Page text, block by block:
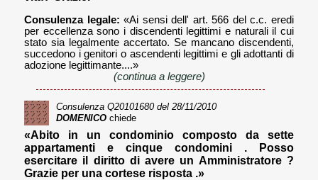
Consulenza legale: «Ai sensi dell' art. 566 del c.c. eredi
per eccellenza sono i discendenti legittimi e naturali il cui
stato sia legalmente accertato. Se mancano discendenti,
succedono i genitori o ascendenti legittimi e gli adottanti di
adozione legittimante....»
(continua a leggere)
Consulenza Q20101680del 28/11/2010
DOMENICO chiede
«Abito in un condominio composto da sette
appartamenti e cinque condomini . Posso
esercitare il diritto di avere un Amministratore ?
Grazie per una cortese risposta .»